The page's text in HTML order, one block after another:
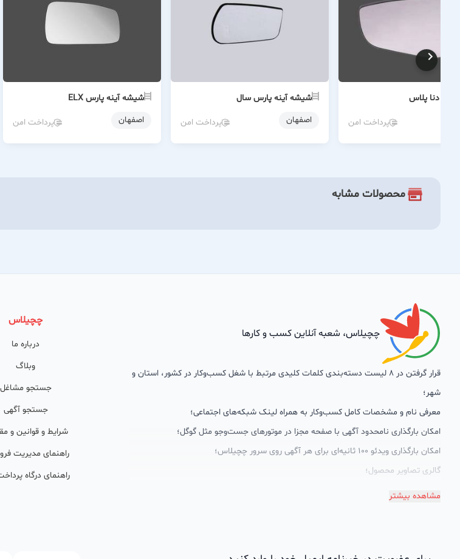
دنا پلاس
پرداخت امن
شیشه آینه پارس سال
اصفهان
پرداخت امن
شیشه آینه پارس ELX
اصفهان
پرداخت امن
محصولات مشابه
چچیلاس، شعبه آنلاین کسب و کارها
قرار گرفتن در 8 لیست دسته‌بندی کلمات کلیدی مرتبط با شغل کسب‌وکار در کشور، استان و
شهر؛
معرفی نام و مشخصات کامل کسب‌وکار به همراه لینک شبکه‌های اجتماعی؛
امکان بارگذاری نامحدود آگهی با صفحه مجزا در موتورهای جست‌وجو مثل گوگل؛
امکان بارگذاری ویدئو 100 ثانیه‌ای برای هر آگهی روی سرور چچیلاس؛
گالری تصاویر محصول؛
امکان دسته‌بندی آگهی‌ها
مشاهده بیشتر
چچیلاس
درباره ما
وبلاگ
جستجو مشاغل
جستجو آگهی
شرایط و قوانین و
راهنمای مدیریت
راهنمای درگاه